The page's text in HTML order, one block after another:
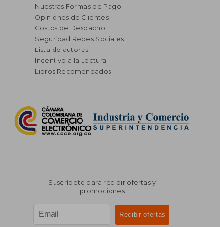
Nuestras Formas de Pago
Opiniones de Clientes
Costos de Despacho
Seguridad Redes Sociales
Lista de autores
Incentivo a la Lectura
Libros Recomendados
Suscríbete para recibir ofertas y
promociones